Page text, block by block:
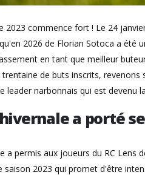
2023 commence fort ! Le 24
2026 de Florian Sotoca a été
en tant que meilleur
de buts inscrits,
leader narbonnais qui est devenu
a porté
a permis aux joueurs du RC
2023 qui promet d'être